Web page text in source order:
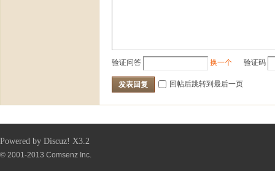
验证问答 换一个 验证码
发表回复 回帖后跳转到最后一页
Powered by Discuz! X3.2
© 2001-2013 Comsenz Inc.